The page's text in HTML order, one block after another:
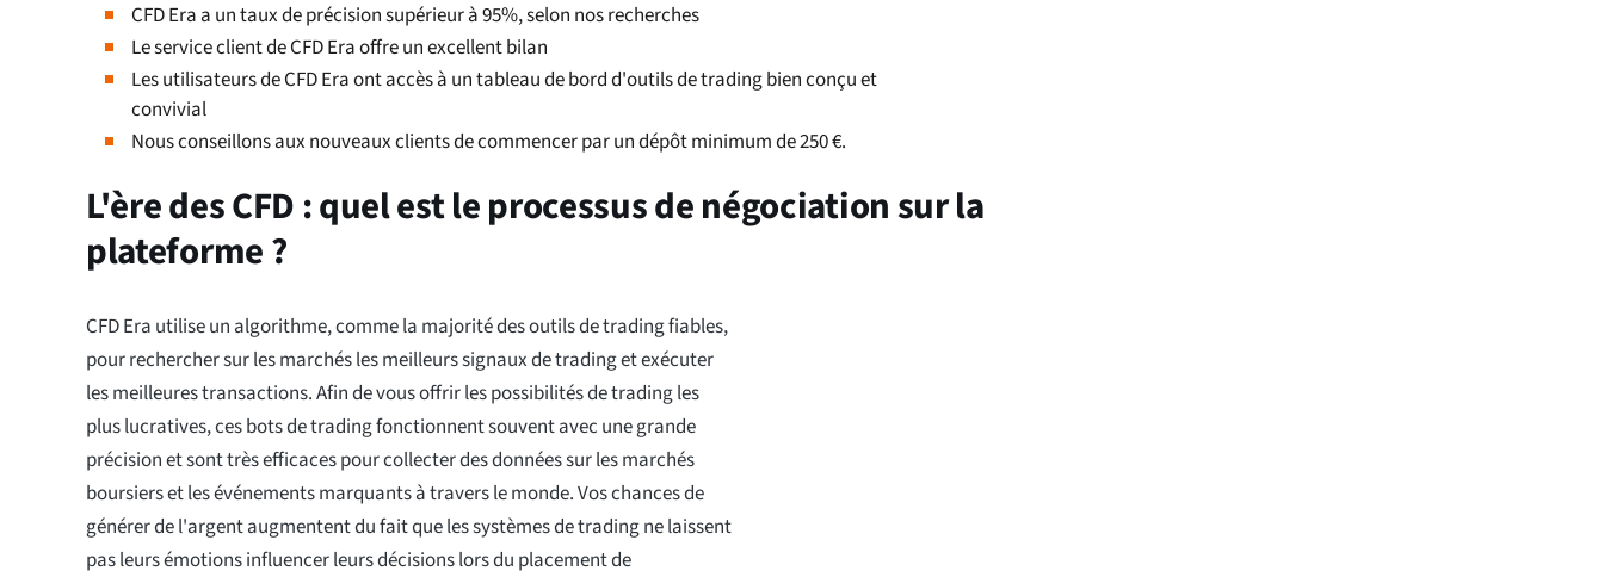
CFD Era a un taux de précision supérieur à 95%, selon nos recherches
Le service client de CFD Era offre un excellent bilan
Les utilisateurs de CFD Era ont accès à un tableau de bord d'outils de trading bien conçu et
convivial
Nous conseillons aux nouveaux clients de commencer par un dépôt minimum de 250 €.
L'ère des CFD : quel est le processus de négociation sur la
plateforme ?
CFD Era utilise un algorithme, comme la majorité des outils de trading fiables,
pour rechercher sur les marchés les meilleurs signaux de trading et exécuter
les meilleures transactions. Afin de vous offrir les possibilités de trading les
plus lucratives, ces bots de trading fonctionnent souvent avec une grande
précision et sont très efficaces pour collecter des données sur les marchés
boursiers et les événements marquants à travers le monde. Vos chances de
générer de l'argent augmentent du fait que les systèmes de trading ne laissent
pas leurs émotions influencer leurs décisions lors du placement de